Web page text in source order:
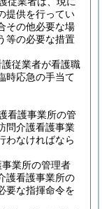
提供を行ってい
その他必要な場
等の必要な措置
従業者が看護職
時応急の手当て
看護事業所の管
問介護看護事業
わなければなら
業所の管理者
護看護事業所の
要な指揮命令を